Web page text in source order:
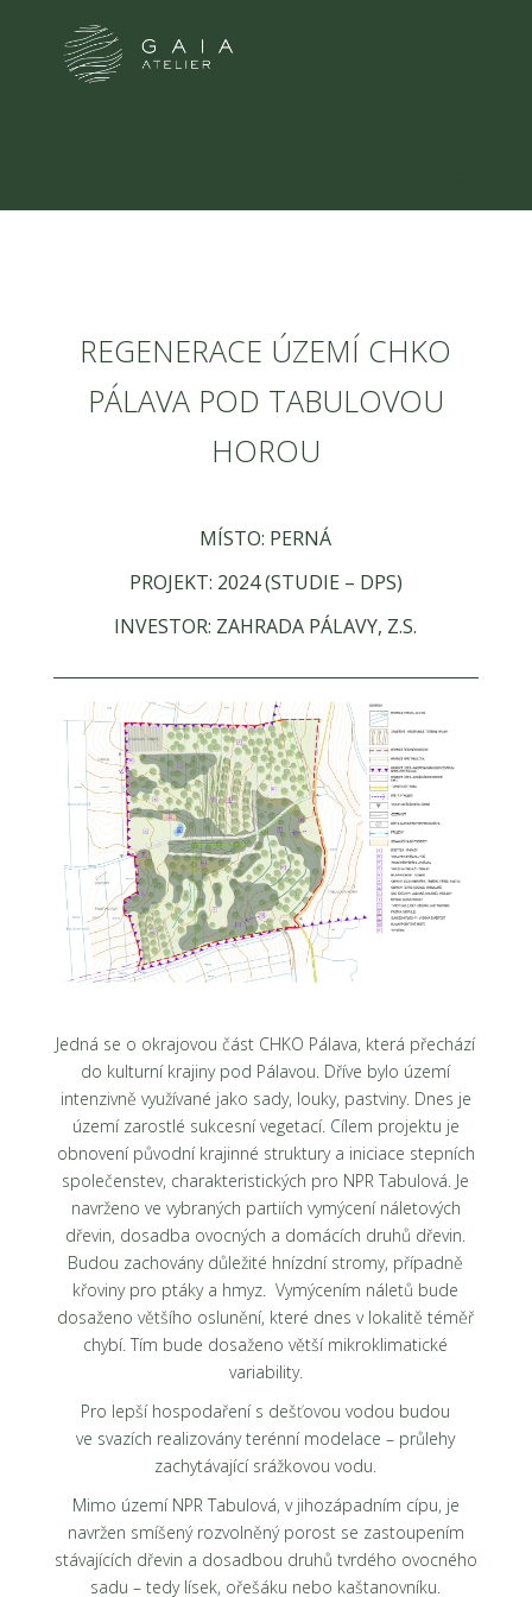
REGENERACE ÚZEMÍ CHKO
PÁLAVA POD TABULOVOU
HOROU
MÍSTO: PERNÁ
PROJEKT: 2024 (STUDIE – DPS)
INVESTOR: ZAHRADA PÁLAVY, Z.S.
Jedná se o okrajovou část CHKO Pálava, která přechází
do kulturní krajiny pod Pálavou. Dříve bylo území
intenzivně využívané jako sady, louky, pastviny. Dnes je
území zarostlé sukcesní vegetací. Cílem projektu je
obnovení původní krajinné struktury a iniciace stepních
společenstev, charakteristických pro NPR Tabulová. Je
navrženo ve vybraných partiích vymýcení náletových
dřevin, dosadba ovocných a domácích druhů dřevin.
Budou zachovány důležité hnízdní stromy, případně
křoviny pro ptáky a hmyz. Vymýcením náletů bude
dosaženo většího oslunění, které dnes v lokalitě téměř
chybí. Tím bude dosaženo větší mikroklimatické
variability.
Pro lepší hospodaření s dešťovou vodou budou
ve svazích realizovány terénní modelace – průlehy
zachytávající srážkovou vodu.
Mimo území NPR Tabulová, v jihozápadním cípu, je
navržen smíšený rozvolněný porost se zastoupením
stávajících dřevin a dosadbou druhů tvrdého ovocného
sadu – tedy lísek, ořešáku nebo kaštanovníku.